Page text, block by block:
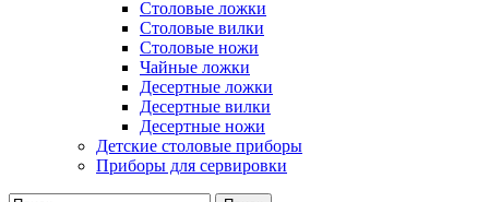
Столовые ложки
Столовые вилки
Столовые ножи
Чайные ложки
Десертные ложки
Десертные вилки
Десертные ножи
Детские столовые приборы
Приборы для сервировки